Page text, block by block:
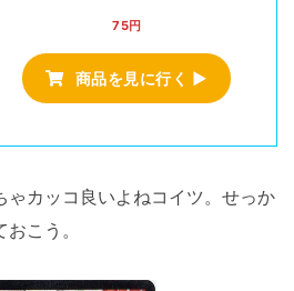
75円
商品を見に行く ▶
ゃカッコ良いよねコイツ。せっか
こう。